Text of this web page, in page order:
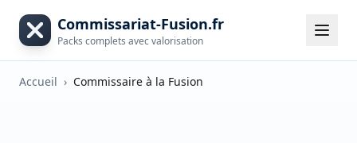
Commissariat-Fusion.fr
Packs complets avec valorisation
Accueil › Commissaire à la Fusion